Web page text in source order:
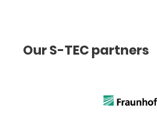
Our S-TEC partners